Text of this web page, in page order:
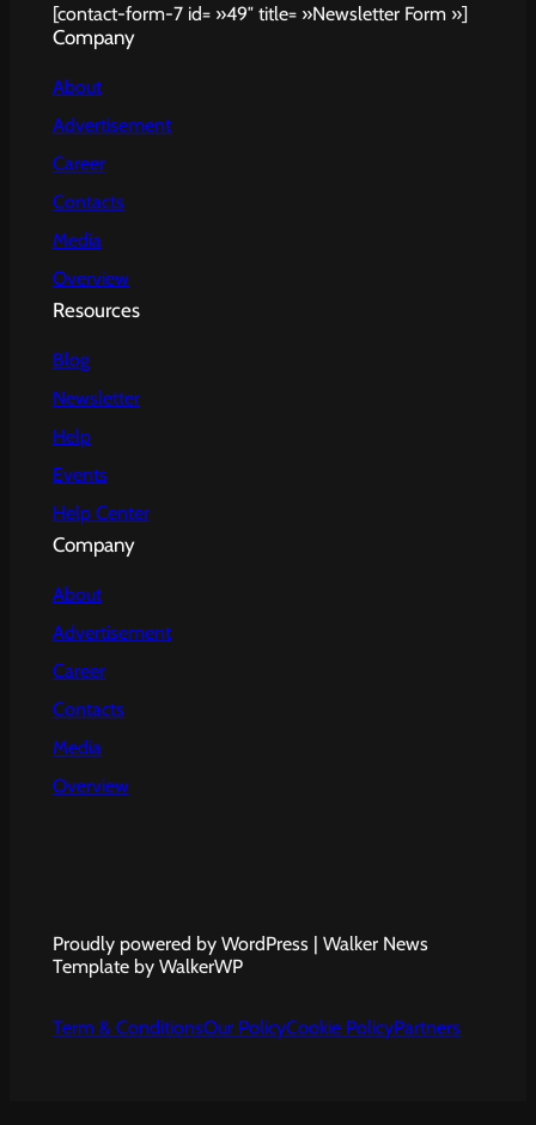
[contact-form-7 id= »49″ title= »Newsletter Form »]
Company
About
Advertisement
Career
Contacts
Media
Overview
Resources
Blog
Newsletter
Help
Events
Help Center
Company
About
Advertisement
Career
Contacts
Media
Overview
Proudly powered by WordPress | Walker News
Template by WalkerWP
Term & ConditionsOur PolicyCookie PolicyPartners